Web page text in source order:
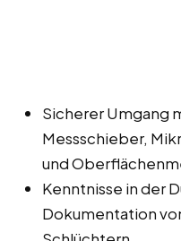
Sicherer Umgang
Messschieber,
und
Kenntnisse in der
Dokumentation